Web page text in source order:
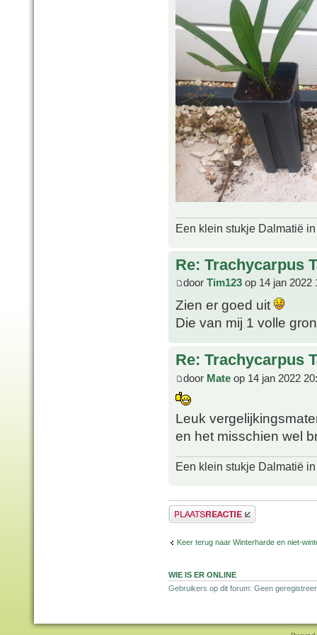
Een klein stukje Dalmatië
Re: Trachycarpus
door Tim123 op 14 jan 2022
Zien er goed uit
Die van mij 1 volle
Re: Trachycarpus
door Mate op 14 jan 2022
Leuk
en het misschien wel
Een klein stukje Dalmatië
Plaats een reactie
Keer terug naar Winterharde en niet-
WIE IS ER ONLINE
Gebruikers op dit forum: Geen